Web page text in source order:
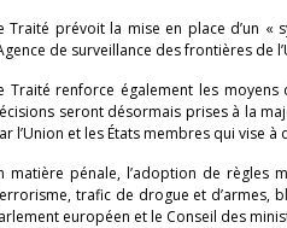
Traité prévoit la mise en place d’un
de surveillance des frontières de
Traité renforce également les
seront désormais prises à la
l’Union et les États membres qui vise
matière pénale, l’adoption de règles
trafic de drogue et d’armes,
européen et le Conseil des